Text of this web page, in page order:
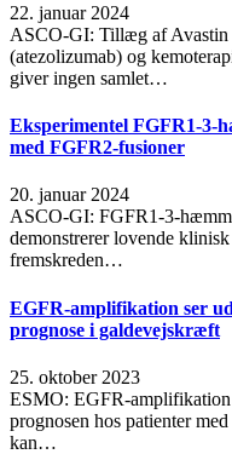
22. januar 2024
ASCO-GI: Tillæg af Avastin
(atezolizumab) og
giver ingen samlet…
Eksperimentel FGFR1-3-
med FGFR2-fusioner
20. januar 2024
ASCO-GI: FGFR1-3-
demonstrerer lovende
fremskreden…
EGFR-amplifikation ser
prognose i galdevejskræft
25. oktober 2023
ESMO: EGFR-
prognosen hos patienter
kan…